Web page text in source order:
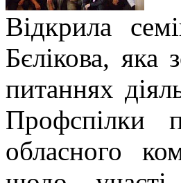
Відкрила
Бєлікова, яка
питаннях
Профспілки
обласного